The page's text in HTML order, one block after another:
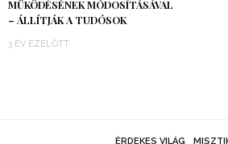
MŰKÖDÉSÉNEK MÓDOSÍTÁSÁVAL
– ÁLLÍTJÁK A TUDÓSOK
3 ÉV EZELŐTT
ÉRDEKES VILÁG